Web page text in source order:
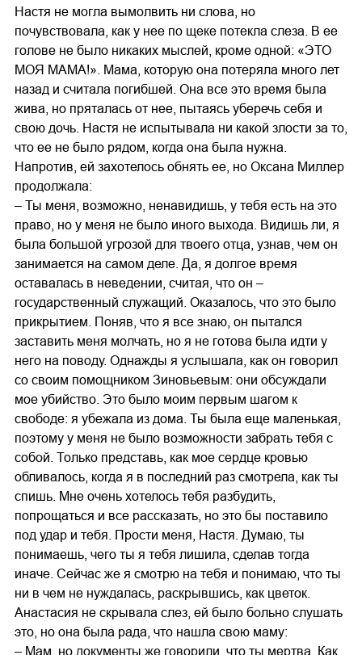
Настя не могла вымолвить ни слова, но
почувствовала, как у нее по щеке потекла слеза. В ее
голове не было никаких мыслей, кроме одной: «ЭТО
МОЯ МАМА!». Мама, которую она потеряла много лет
назад и считала погибшей. Она все это время была
жива, но пряталась от нее, пытаясь уберечь себя и
свою дочь. Настя не испытывала ни какой злости за то,
что ее не было рядом, когда она была нужна.
Напротив, ей захотелось обнять ее, но Оксана Миллер
продолжала:
– Ты меня, возможно, ненавидишь, у тебя есть на это
право, но у меня не было иного выхода. Видишь ли, я
была большой угрозой для твоего отца, узнав, чем он
занимается на самом деле. Да, я долгое время
оставалась в неведении, считая, что он –
государственный служащий. Оказалось, что это было
прикрытием. Поняв, что я все знаю, он пытался
заставить меня молчать, но я не готова была идти у
него на поводу. Однажды я услышала, как он говорил
со своим помощником Зиновьевым: они обсуждали
мое убийство. Это было моим первым шагом к
свободе: я убежала из дома. Ты была еще маленькая,
поэтому у меня не было возможности забрать тебя с
собой. Только представь, как мое сердце кровью
обливалось, когда я в последний раз смотрела, как ты
спишь. Мне очень хотелось тебя разбудить,
попрощаться и все рассказать, но это бы поставило
под удар и тебя. Прости меня, Настя. Думаю, ты
понимаешь, чего ты я тебя лишила, сделав тогда
иначе. Сейчас же я смотрю на тебя и понимаю, что ты
ни в чем не нуждалась, раскрывшись, как цветок.
Анастасия не скрывала слез, ей было больно слушать
это, но она была рада, что нашла свою маму:
– Мам, но документы же говорили, что ты мертва. Как